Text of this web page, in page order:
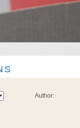
Author: